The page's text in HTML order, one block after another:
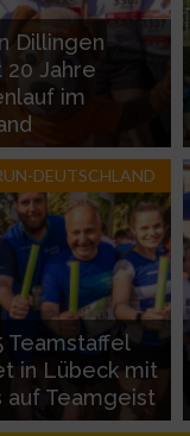
Dillingen
Jahre
im
DEUTSCHLAND
Teamstaffel
in Lübeck mit
auf Teamgeist
von Inhalten
Informationen